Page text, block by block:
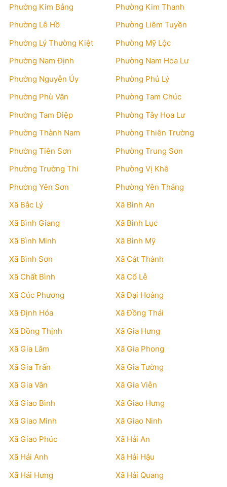
Phường Kim Bảng
Phường Kim Thanh
Phường Lê Hồ
Phường Liêm Tuyền
Phường Lý Thường Kiệt
Phường Mỹ Lộc
Phường Nam Định
Phường Nam Hoa Lư
Phường Nguyễn Úy
Phường Phủ Lý
Phường Phù Vân
Phường Tam Chúc
Phường Tam Điệp
Phường Tây Hoa Lư
Phường Thành Nam
Phường Thiên Trường
Phường Tiên Sơn
Phường Trung Sơn
Phường Trường Thi
Phường Vị Khê
Phường Yên Sơn
Phường Yên Thắng
Xã Bắc Lý
Xã Bình An
Xã Bình Giang
Xã Bình Lục
Xã Bình Minh
Xã Bình Mỹ
Xã Bình Sơn
Xã Cát Thành
Xã Chất Bình
Xã Cổ Lễ
Xã Cúc Phương
Xã Đại Hoàng
Xã Định Hóa
Xã Đồng Thái
Xã Đồng Thịnh
Xã Gia Hưng
Xã Gia Lâm
Xã Gia Phong
Xã Gia Trấn
Xã Gia Tường
Xã Gia Vân
Xã Gia Viễn
Xã Giao Bình
Xã Giao Hưng
Xã Giao Minh
Xã Giao Ninh
Xã Giao Phúc
Xã Hải An
Xã Hải Anh
Xã Hải Hậu
Xã Hải Hưng
Xã Hải Quang